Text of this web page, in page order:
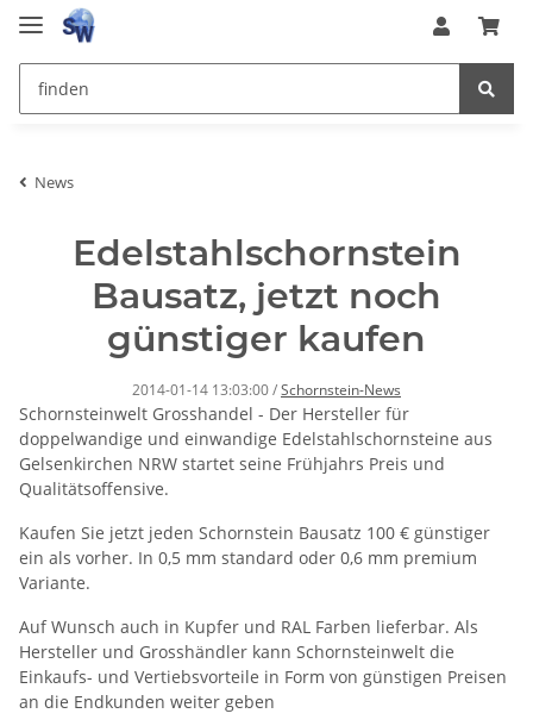
News
Edelstahlschornstein
Bausatz, jetzt noch
günstiger kaufen
2014-01-14 13:03:00/Schornstein-News
Schornsteinwelt Grosshandel - Der Hersteller für
doppelwandige und einwandige Edelstahlschornsteine aus
Gelsenkirchen NRW startet seine Frühjahrs Preis und
Qualitätsoffensive.
Kaufen Sie jetzt jeden Schornstein Bausatz 100 € günstiger
ein als vorher. In 0,5 mm standard oder 0,6 mm premium
Variante.
Auf Wunsch auch in Kupfer und RAL Farben lieferbar. Als
Hersteller und Grosshändler kann Schornsteinwelt die
Einkaufs- und Vertiebsvorteile in Form von günstigen Preisen
an die Endkunden weiter geben